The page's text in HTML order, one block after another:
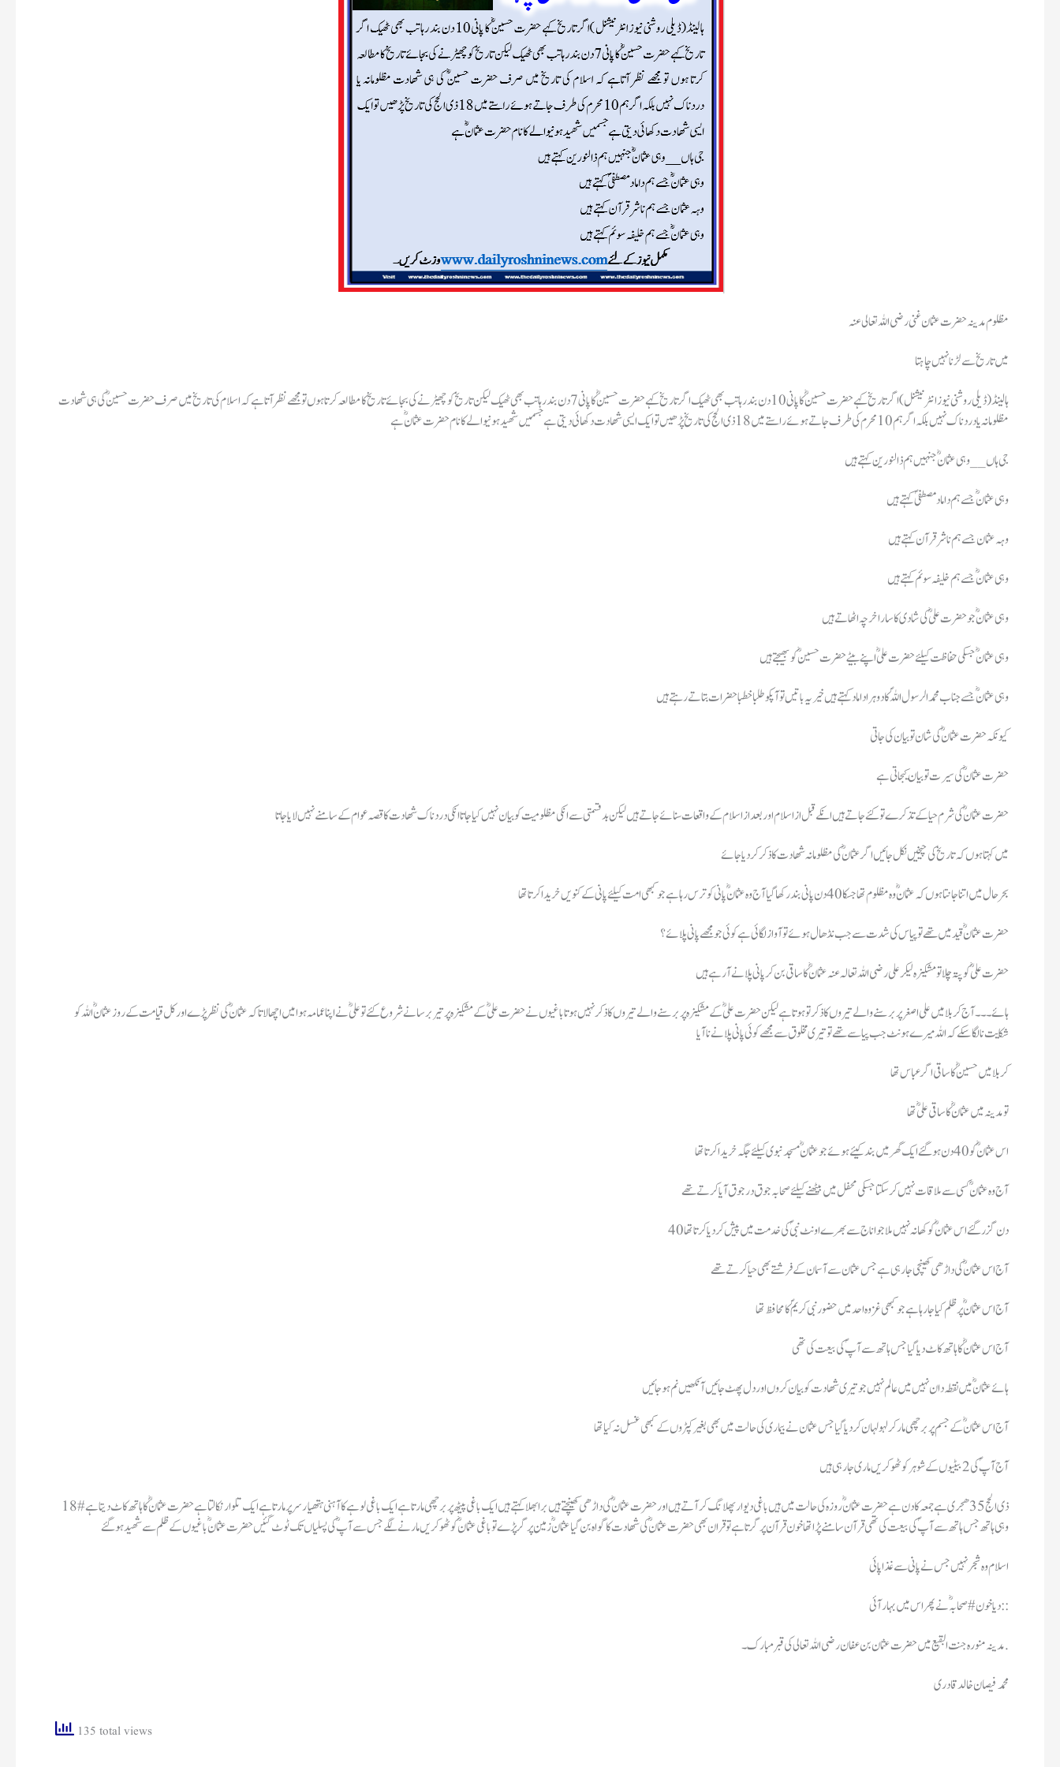
مظلوم مدینہ حضرت عثمان غنی رضی اللہ تعالی عنہ
میں تاریخ سے لڑنا نہیں چاہتا
ہالینڈ(ڈیلی روشنی نیوز انٹرنیشنل )اگر تاریخ کہے حضرت حسینؓ کا پانی 10 دن بند رہا تب بھی ٹھیک اگر تاریخ کہے حضرت حسینؓ کا پانی 7 دن بند رہا تب بھی ٹھیک لیکن تاریخ کو چھیڑنے کی بجائے تاریخ کا مطالعہ کرتا ہوں تو مجھے نظر آتاہے کہ اسلام کی تاریخ میں صرف حضرت حسینؓ کی ہی شھادت
مظلومانہ یا دردناک نہیں بلکہ اگر ہم 10 محرم کی طرف جاتے ہوئے راستے میں 18 ذی الحج کی تاریخ پڑھیں تو ایک ایسی شھادت دکھائی دیتی ہے جسمیں شھید ہونیوالے کا نام حضرت عثمانؓ ہے
جی ہاں__ وہی عثمانؓ جنہیں ہم ذالنورین کہتے ہیں
وہی عثمانؓ جسے ہم داماد مصطفیؐ کہتے ہیں
وہہ عثمان جسے ہم ناشر قرآن کہتے ہیں
وہی عثمانؓ جسے ہم خلیفہ سوئم کہتے ہیں
وہی عثمانؓ جو حضرت علیؓ کی شادی کا سارا خرچہ اٹھاتے ہیں
وہی عثمانؓ جسکی حفاظت کیلئے حضرت علیؓ اپنے بیٹے حضرت حسینؓ کو بھیجتے ہیں
وہی عثمانؓ جسے جناب محمد الرسول اللہؐ کا دوہرا داماد کہتے ہیں خیر یہ باتیں تو آپکو طلبا خطبا حضرات بتاتے رہتے ہیں
کیونکہ حضرت عثمانؓ کی شان تو بیان کی جاتی
حضرت عثمانؓ کی سیرت تو بیان کیجاتی ہے
حضرت عثمانؓ کی شرم حیا کے تذکرے تو کئے جاتے ہیں انکے قبل از اسلام اور بعد از اسلام کے واقعات سنائے جاتے ہیں لیکن بد قسمتی سے انکی مظلومیت کو بیان نہیں کیا جاتا انکی دردناک شھادت کا قصہ عوام کے سامنے نہیں لایاجاتا
میں کہتا ہوں کہ تاریخ کی چیخیں نکل جائیں اگر عثمانؓ کی مظلومانہ شھادت کا ذکر کردیاجائے
بحرحال میں اتنا جانتا ہوں کہ عثمانؓ وہ مظلوم تھا جسکا 40 دن پانی بند رکھا گیا آج وہ عثمانؓ پانی کو ترس رہاہے جو کبھی امت کیلئے پانی کے کنویں خریدا کرتاتھا
حضرت عثمانؓ قید میں تھے تو پیاس کی شدت سے جب نڈھال ہوئے تو آواز لگائی ہے کوئی جو مجھے پانی پلائے ؟
حضرت علیؓ کو پتہ چلا تو مشکیزہ لیکر علی رضی اللہ تعالہ عنہ عثمان ؓ کا ساقی بن کر پانی پلانے آرہے ہیں
ہائے ۔۔۔ آج کربلا میں علی اصغر پر برسنے والے تیروں کا ذکر تو ہوتا ہے لیکن حضرت علیؓ کے مشکیزہ پر برسنے والے تیروں کا ذکر نہیں ہوتا باغیوں نے حضرت علیؓ کے مشکیزہ پر تیر برسانے شروع کئے تو علیؓ نے اپنا عمامہ ہوا میں اچھالا تاکہ عثمانؓ کی نظر پڑے اور کل قیامت کے روز عثمانؓ اللہ کو
شکایت نا لگاسکے کہ اللہ میرے ہونٹ جب پیاسے تھے تو تیری مخلوق سے مجھے کوئی پانی پلانے نا آیا
کربلا میں حسینؓ کا ساقی اگر عباس تھا
تو مدینہ میں عثمانؓ کا ساقی علیؓ تھا
اس عثمانؓ کو 40 دن ہوگئے ایک گھر میں بند کیئے ہوئے جو عثمانؓ مسجد نبوی کیلئے جگہ خریدا کرتاتھا
آج وہ عثمانؓ کسی سے ملاقات نہیں کرسکتا جسکی محفل میں بیٹھنے کیلئے صحابہ جوق درجوق آیاکرتے تھے
40 دن گزر گئے اس عثمانؓ کو کھانہ نہیں ملا جو اناج سے بھرے اونٹ نبیؐ کی خدمت میں پیش کردیا کرتاتھا
آج اس عثمانؓ کی داڑھی کھینچی جارہی ہے جس عثمان سے آسمان کے فرشتے بھی حیاکرتے تھے
آج اس عثمانؓ پر ظلم کیا جارہا ہے جو کبھی غزوہ احد میں حضور نبی کریمؐ کا محافظ تھا
آج اس عثمانؓ کا ہاتھ کاٹ دیا گیا جس ہاتھ سے آپؐ کی بیعت کی تھی
ہائے عثمانؓ میں نقطہ دان نہیں میں عالم نہیں جو تیری شھادت کو بیان کروں اور دل پھٹ جائیں آنکھیں نم ہوجائیں
آج اس عثمانؓ کے جسم پر برچھی مار کر لہو لہان کردیا گیا جس عثمان نے بیماری کی حالت میں بھی بغیر کپڑوں کے کبھی غسل نہ کیا تھا
آج آپؐ کی 2 بیٹیوں کے شوہر کو ٹھوکریں ماری جارہی ہیں
18 #ذی الحج 35 ھجری ہے جمعہ کا دن ہے حضرت عثمانؓ روزہ کی حالت میں ہیں باغی دیوار پھلانگ کر آتے ہیں اور حضرت عثمانؓ کی داڑھی کھینچتے ہیں برا بھلا کہتے ہیں ایک باغی پیٹھ پر برچھی مارتاہے ایک باغی لوہے کا آہنی ہتھیار سر پر مارتاہے ایک تلوار نکالتا ہے حضرت عثمانؓ کا ہاتھ کاٹ دیتاہے
وہی ہاتھ جس ہاتھ سے آپؐ کی بیعت کی تھی قرآن سامنے پڑا تھا خون قرآن پر گرتا ہے تو قران بھی حضرت عثمانؓ کی شھادت کا گواہ بن گیا عثمانؓ زمین پر گر پڑے تو باغی عثمانؓ کو ٹھوکریں مارنے لگے جس سے آپؓ کی پسلیاں تک ٹوٹ گئیں حضرت عثمانؓ باغیوں کے ظلم سے شھید ہوگئے
اسلام وہ شجر نہیں جس نے پانی سے غذا پائی
دیا خون #صحابہؓ نے پھر اس میں بہار آئی::
مدینہ منورہ جنت البقیع میں حضرت عثمان بن عفان رضی اللہ تعالی کی قبر مبارک۔.
محمد فیصان خالد قادری
135 total views